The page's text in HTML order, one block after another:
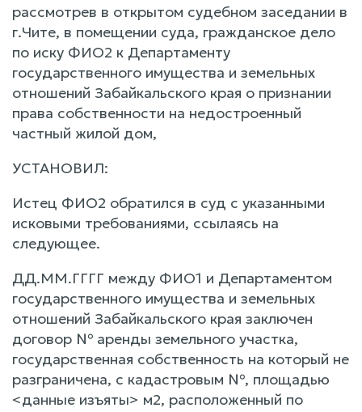
рассмотрев в открытом судебном заседании в
г.Чите, в помещении суда, гражданское дело
по иску ФИО2 к Департаменту
государственного имущества и земельных
отношений Забайкальского края о признании
права собственности на недостроенный
частный жилой дом,
УСТАНОВИЛ:
Истец ФИО2 обратился в суд с указанными
исковыми требованиями, ссылаясь на
следующее.
ДД.ММ.ГГГГ между ФИО1 и Департаментом
государственного имущества и земельных
отношений Забайкальского края заключен
договор № аренды земельного участка,
государственная собственность на который не
разграничена, с кадастровым №, площадью
<данные изъяты> м2, расположенный по